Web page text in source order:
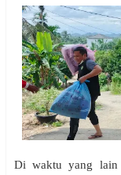
Di waktu yang lain